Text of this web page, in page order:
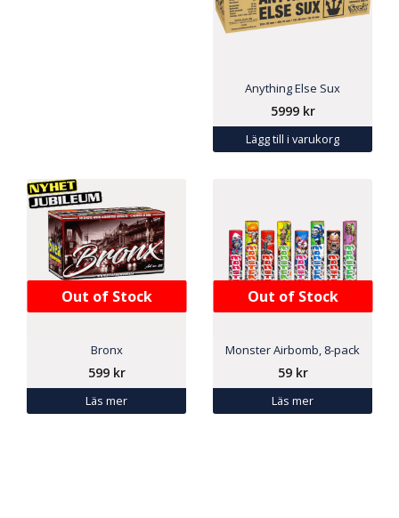
Anything Else Sux
5999 kr
Lägg till i varukorg
Out of Stock
Bronx
599 kr
Läs mer
Out of Stock
Monster Airbomb, 8-pack
59 kr
Läs mer